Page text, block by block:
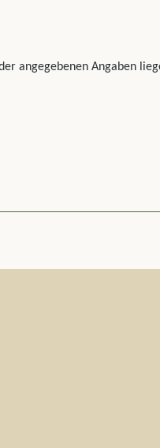
angegebenen Angaben